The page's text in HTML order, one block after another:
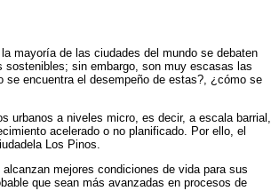
mayoría de las ciudades del mundo se debaten
sin embargo, son muy escasas las
encuentra el desempeño de estas?, ¿cómo se
urbanos a niveles micro, es decir, a escala barrial,
acelerado o no planificado. Por ello, el
Los Pinos.
mejores condiciones de vida para sus
que sean más avanzadas en procesos de